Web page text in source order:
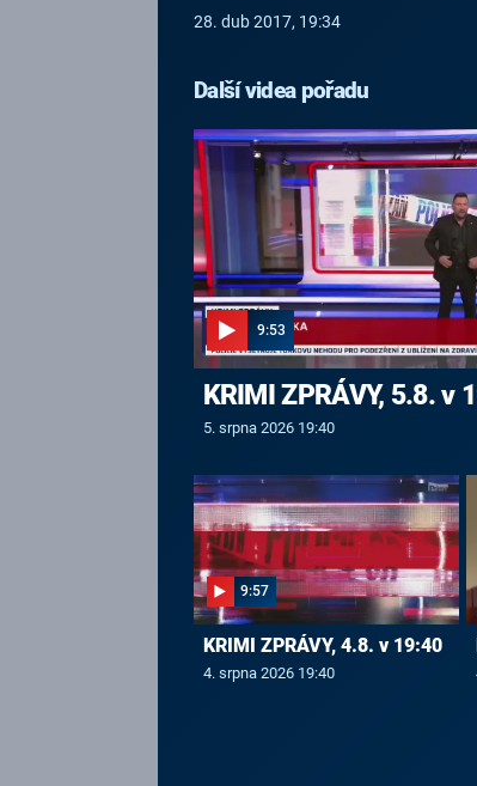
28. dub 2017, 19:34
Další videa pořadu
9:53
KRIMI ZPRÁVY, 5.8. v
5. srpna 2026 19:40
9:57
KRIMI ZPRÁVY, 4.8. v 19:40
4. srpna 2026 19:40